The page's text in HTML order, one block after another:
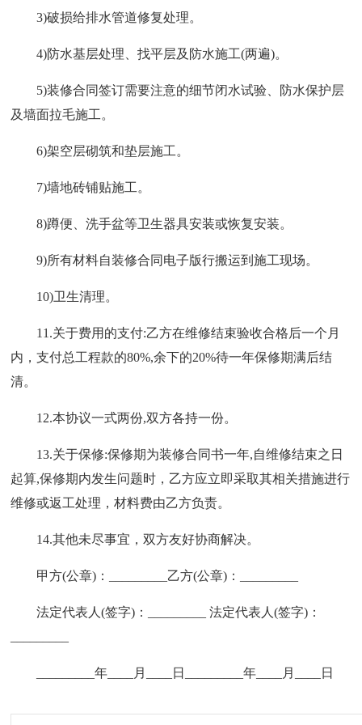
3)破损给排水管道修复处理。
4)防水基层处理、找平层及防水施工(两遍)。
5)装修合同签订需要注意的细节闭水试验、防水保护层
及墙面拉毛施工。
6)架空层砌筑和垫层施工。
7)墙地砖铺贴施工。
8)蹲便、洗手盆等卫生器具安装或恢复安装。
9)所有材料自装修合同电子版行搬运到施工现场。
10)卫生清理。
11.关于费用的支付:乙方在维修结束验收合格后一个月
内，支付总工程款的80%,余下的20%待一年保修期满后结
清。
12.本协议一式两份,双方各持一份。
13.关于保修:保修期为装修合同书一年,自维修结束之日
起算,保修期内发生问题时，乙方应立即采取其相关措施进行
维修或返工处理，材料费由乙方负责。
14.其他未尽事宜，双方友好协商解决。
甲方(公章)：_________乙方(公章)：_________
法定代表人(签字)：_________ 法定代表人(签字)：
_________年____月____日_________年____月____日